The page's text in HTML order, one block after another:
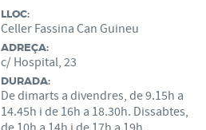
LLOC:
Celler Fassina Can Guineu
ADREÇA:
c/ Hospital, 23
DURADA:
De dimarts a divendres, de 9.15h a
14.45h i de 16h a 18.30h. Dissabtes,